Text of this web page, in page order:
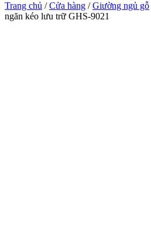
Trang chủ /Cửa hàng /Giường ngủ gỗ
ngăn kéo lưu trữ GHS-9021